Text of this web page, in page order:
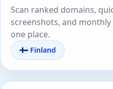
Scan ranked domains,
screenshots, and
one place.
🇫🇮 Finland